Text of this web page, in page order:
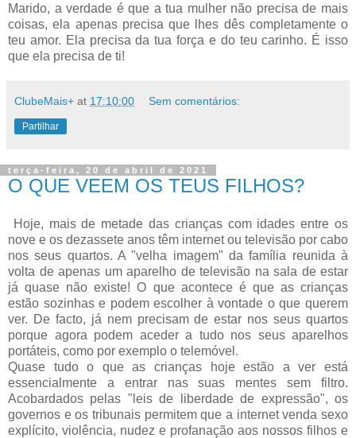
Marido, a verdade é que a tua mulher não precisa de mais
coisas, ela apenas precisa que lhes dês completamente o
teu amor. Ela precisa da tua força e do teu carinho. É isso
que ela precisa de ti!
ClubeMais+ at 17:10:00 Sem comentários:
Partilhar
terça-feira, 20 de abril de 2021
O QUE VEEM OS TEUS FILHOS?
Hoje, mais de metade das crianças com idades entre os
nove e os dezassete anos têm internet ou televisão por cabo
nos seus quartos. A "velha imagem" da família reunida à
volta de apenas um aparelho de televisão na sala de estar
já quase não existe! O que acontece é que as crianças
estão sozinhas e podem escolher à vontade o que querem
ver. De facto, já nem precisam de estar nos seus quartos
porque agora podem aceder a tudo nos seus aparelhos
portáteis, como por exemplo o telemóvel.
Quase tudo o que as crianças hoje estão a ver está
essencialmente a entrar nas suas mentes sem filtro.
Acobardados pelas "leis de liberdade de expressão", os
governos e os tribunais permitem que a internet venda sexo
explícito, violência, nudez e profanação aos nossos filhos e